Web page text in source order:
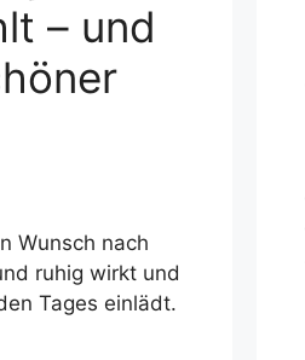
– und
Wunsch nach
ruhig wirkt und
Tages einlädt.